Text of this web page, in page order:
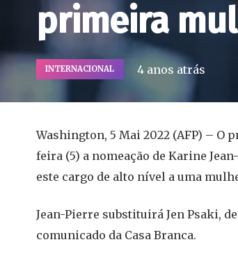
primeira
INTERNACIONAL 4 anos atrás
Washington, 5 Mai 2022 (AFP) – O
feira (5) a nomeação de Karine
este cargo de alto nível a uma
Jean-Pierre substituirá Jen Psaki,
comunicado da Casa Branca.